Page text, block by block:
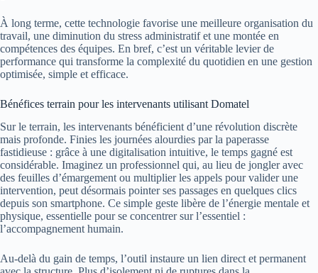
À long terme, cette technologie favorise une meilleure organisation du
travail, une diminution du stress administratif et une montée en
compétences des équipes. En bref, c’est un véritable levier de
performance qui transforme la complexité du quotidien en une gestion
optimisée, simple et efficace.
Bénéfices terrain pour les intervenants utilisant Domatel
Sur le terrain, les intervenants bénéficient d’une révolution discrète
mais profonde. Finies les journées alourdies par la paperasse
fastidieuse : grâce à une digitalisation intuitive, le temps gagné est
considérable. Imaginez un professionnel qui, au lieu de jongler avec
des feuilles d’émargement ou multiplier les appels pour valider une
intervention, peut désormais pointer ses passages en quelques clics
depuis son smartphone. Ce simple geste libère de l’énergie mentale et
physique, essentielle pour se concentrer sur l’essentiel :
l’accompagnement humain.
Au-delà du gain de temps, l’outil instaure un lien direct et permanent